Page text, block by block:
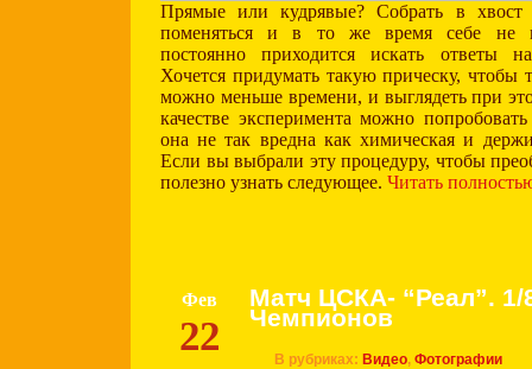
Прямые или кудрявые? Собрать в хвост
поменяться и в то же время себе не
постоянно приходится искать ответы
Хочется придумать такую прическу, чтобы
можно меньше времени, и выглядеть при
качестве эксперимента можно
она не так вредна как химическая и
Если вы выбрали эту процедуру, чтобы
полезно узнать следующее. Читать
Фев
22
Матч ЦСКА- “Реал”. 1/
Чемпионов
В рубриках: Видео, Фотографии